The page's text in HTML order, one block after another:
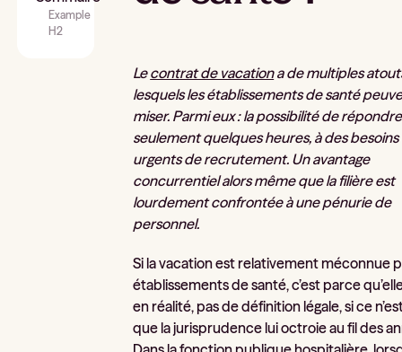
Example
H2
Lecontrat de vacationa de multiples
lesquels les établissements de santé
miser. Parmi eux : la possibilité de
seulement quelques heures, à des besoins
urgents de recrutement. Un avantage
concurrentiel alors même que la filière est
lourdement confrontée à une pénurie de
personnel.
Si la vacation est relativement méconnue
établissements de santé, c’est parce qu’elle
en réalité, pas de définition légale, si ce
que la jurisprudence lui octroie au fil des